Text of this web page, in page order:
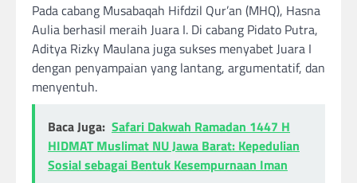
Pada cabang Musabaqah Hifdzil Qur’an (MHQ), Hasna
Aulia berhasil meraih Juara I. Di cabang Pidato Putra,
Aditya Rizky Maulana juga sukses menyabet Juara I
dengan penyampaian yang lantang, argumentatif, dan
menyentuh.
Baca Juga: Safari Dakwah Ramadan 1447 H
HIDMAT Muslimat NU Jawa Barat: Kepedulian
Sosial sebagai Bentuk Kesempurnaan Iman